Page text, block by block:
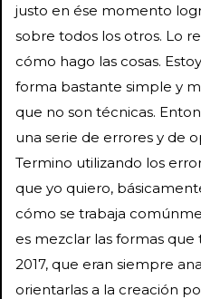
justo en ése momento
sobre todos los otros. Lo
cómo hago las cosas.
forma bastante simple y
que no son técnicas.
una serie de errores y de
Termino utilizando los
que yo quiero,
cómo se trabaja
es mezclar las formas
2017, que eran siempre
orientarlas a la creación